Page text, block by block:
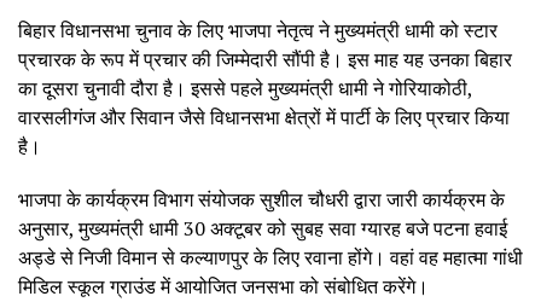
बिहार विधानसभा चुनाव के लिए भाजपा नेतृत्व ने मुख्यमंत्री धामी को स्टार
प्रचारक के रूप में प्रचार की जिम्मेदारी सौंपी है। इस माह यह उनका बिहार
का दूसरा चुनावी दौरा है। इससे पहले मुख्यमंत्री धामी ने गोरियाकोठी,
वारसलीगंज और सिवान जैसे विधानसभा क्षेत्रों में पार्टी के लिए प्रचार किया
है।
भाजपा के कार्यक्रम विभाग संयोजक सुशील चौधरी द्वारा जारी कार्यक्रम के
अनुसार, मुख्यमंत्री धामी 30 अक्टूबर को सुबह सवा ग्यारह बजे पटना हवाई
अड्डे से निजी विमान से कल्याणपुर के लिए रवाना होंगे। वहां वह महात्मा गांधी
मिडिल स्कूल ग्राउंड में आयोजित जनसभा को संबोधित करेंगे।